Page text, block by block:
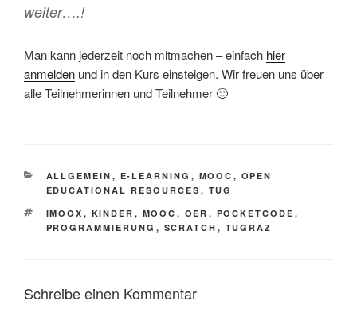
weiter….!
Man kann jederzeit noch mitmachen – einfach hier
anmelden und in den Kurs einsteigen. Wir freuen uns über
alle Teilnehmerinnen und Teilnehmer 🙂
KATEGORIEN
ALLGEMEIN , E-LEARNING , MOOC , OPEN
EDUCATIONAL RESOURCES , TUG
SCHLAGWÖRTER
IMOOX , KINDER , MOOC , OER , POCKETCODE ,
PROGRAMMIERUNG , SCRATCH , TUGRAZ
Schreibe einen Kommentar